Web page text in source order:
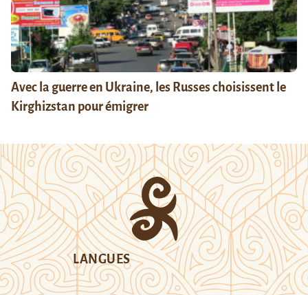
Avec la guerre en Ukraine, les Russes choisissent le
Kirghizstan pour émigrer
LANGUES